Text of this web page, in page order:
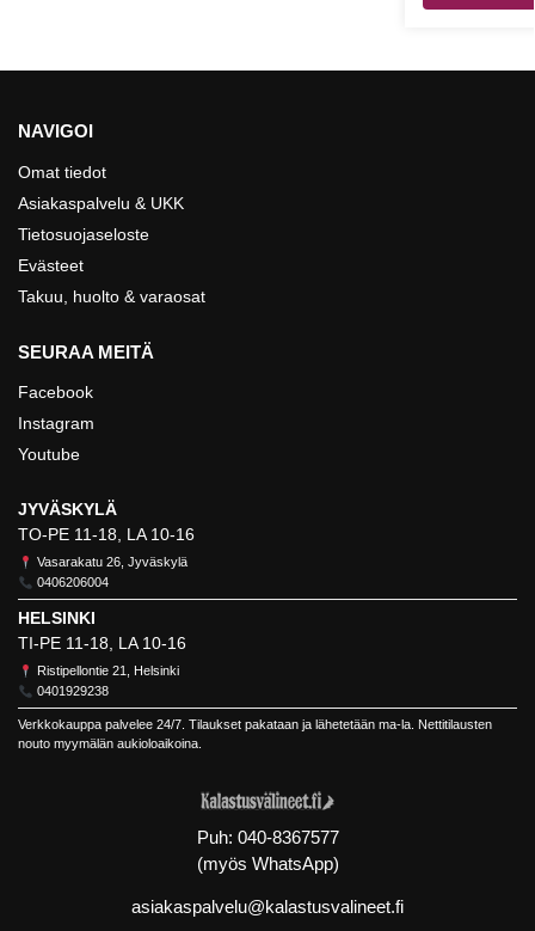
NAVIGOI
Omat tiedot
Asiakaspalvelu & UKK
Tietosuojaseloste
Evästeet
Takuu, huolto & varaosat
SEURAA MEITÄ
Facebook
Instagram
Youtube
JYVÄSKYLÄ
TO-PE 11-18, LA 10-16
Vasarakatu 26, Jyväskylä
0406206004
HELSINKI
TI-PE 11-18, LA 10-16
Ristipellontie 21, Helsinki
0401929238
Verkkokauppa palvelee 24/7. Tilaukset pakataan ja lähetetään ma-la. Nettitilausten
nouto myymälän aukioloaikoina.
Puh: 040-8367577
(myös WhatsApp)
asiakaspalvelu@kalastusvalineet.fi